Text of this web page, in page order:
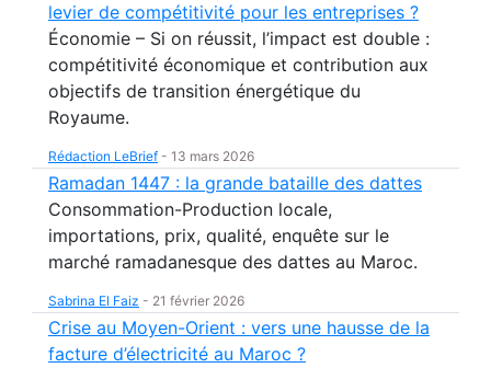
levier de compétitivité pour les entreprises ?
Économie – Si on réussit, l’impact est double :
compétitivité économique et contribution aux
objectifs de transition énergétique du
Royaume.
Rédaction LeBrief - 13 mars 2026
Ramadan 1447 : la grande bataille des dattes
Consommation-Production locale,
importations, prix, qualité, enquête sur le
marché ramadanesque des dattes au Maroc.
Sabrina El Faiz - 21 février 2026
Crise au Moyen-Orient : vers une hausse de la
facture d’électricité au Maroc ?